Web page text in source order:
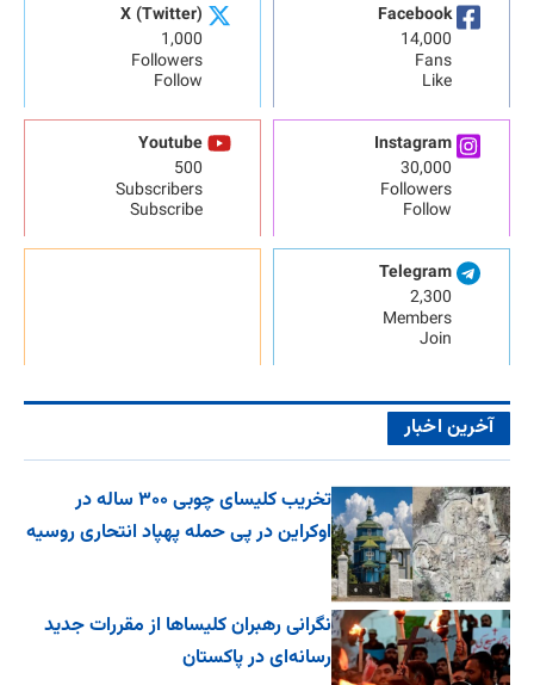
Facebook
14,000
Fans
Like
X (Twitter)
1,000
Followers
Follow
Instagram
30,000
Followers
Follow
Youtube
500
Subscribers
Subscribe
Telegram
2,300
Members
Join
آخرین اخبار
تخریب کلیسای چوبی ۳۰۰ ساله در
اوکراین در پی حمله پهپاد انتحاری روسیه
نگرانی رهبران کلیساها از مقررات جدید
رسانه‌ای در پاکستان